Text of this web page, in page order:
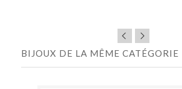
BIJOUX DE LA MÊME CATÉGORIE